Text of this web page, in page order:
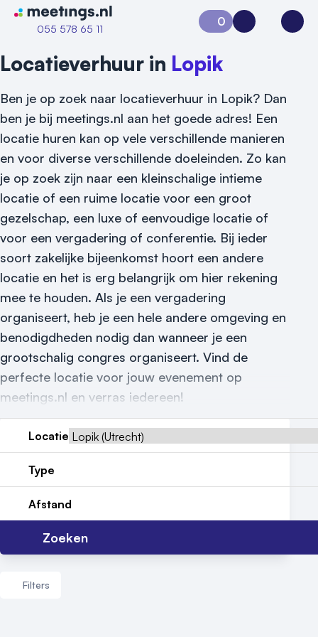
Naar home van Meetings
055 578 65 11
Vraag locatie aan
Locatiegids
Meld locatie aan
Nieuws
Reviews (5⭐️)
Contact
0
Aanvraag 0Inloggen
Locatieverhuur in Lopik
Ben je op zoek naar locatieverhuur in Lopik? Dan
ben je bij meetings.nl aan het goede adres! Een
locatie huren kan op vele verschillende manieren
en voor diverse verschillende doeleinden. Zo kan
je op zoek zijn naar een kleinschalige intieme
locatie of een ruime locatie voor een groot
gezelschap, een luxe of eenvoudige locatie of
voor een vergadering of conferentie. Bij ieder
soort zakelijke bijeenkomst hoort een andere
locatie en het is erg belangrijk om hier rekening
mee te houden. Als je een vergadering
organiseert, heb je een hele andere omgeving en
benodigdheden nodig dan wanneer je een
grootschalig congres organiseert. Vind de
perfecte locatie voor jouw evenement op
meetings.nl en verras iedereen!
Locatie
Type
Afstand
Zoeken
Filters